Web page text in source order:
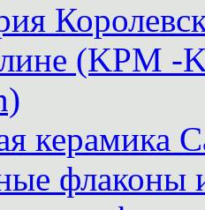
(KPM -
керамика
флаконы